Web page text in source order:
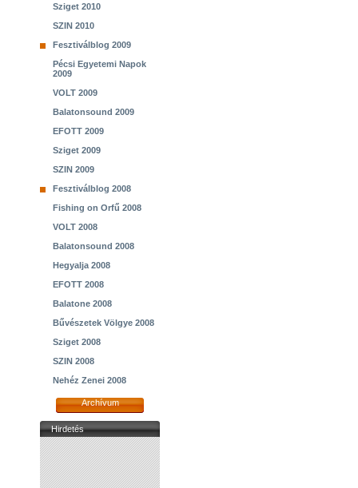
Sziget 2010
SZIN 2010
Fesztiválblog 2009
Pécsi Egyetemi Napok
2009
VOLT 2009
Balatonsound 2009
EFOTT 2009
Sziget 2009
SZIN 2009
Fesztiválblog 2008
Fishing on Orfű 2008
VOLT 2008
Balatonsound 2008
Hegyalja 2008
EFOTT 2008
Balatone 2008
Bűvészetek Völgye 2008
Sziget 2008
SZIN 2008
Nehéz Zenei 2008
Archívum
Hirdetés